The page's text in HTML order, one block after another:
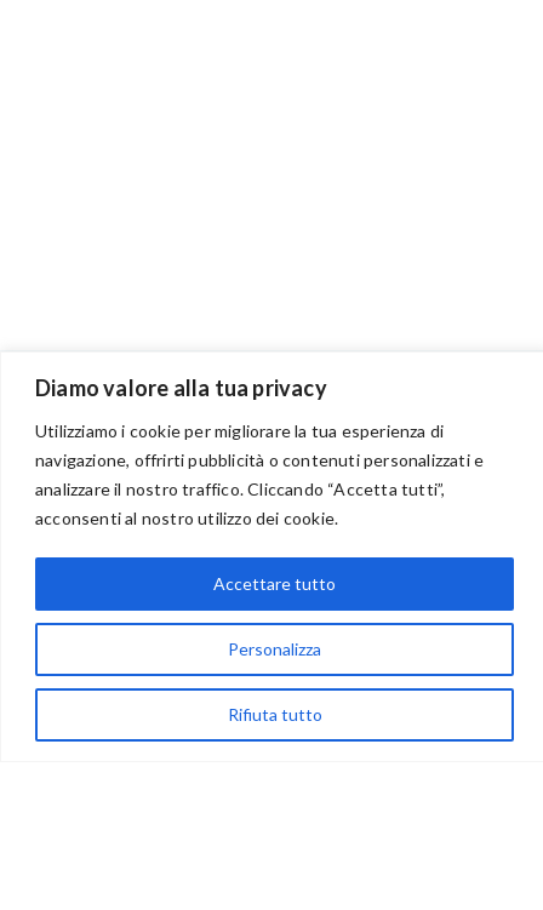
Diamo valore alla tua privacy
Utilizziamo i cookie per migliorare la tua esperienza di
navigazione, offrirti pubblicità o contenuti personalizzati e
analizzare il nostro traffico. Cliccando “Accetta tutti”,
acconsenti al nostro utilizzo dei cookie.
Personalizza
Rifiuta tutto
Accettare tutto
83024 Monteforte Irpino (AV)
info@ideepercreare.it
LINK UTILI